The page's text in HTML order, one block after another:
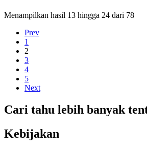
Menampilkan hasil 13 hingga 24 dari 78
Prev
1
2
3
4
5
Next
Cari tahu lebih banyak
Kebijakan